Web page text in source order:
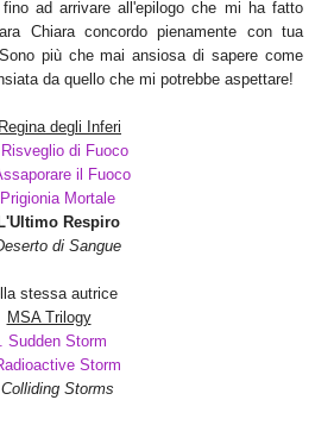
ad arrivare all'epilogo che mi ha fatto
Chiara concordo pienamente con tua
più che mai ansiosa di sapere come
da quello che mi potrebbe aspettare!
degli Inferi
di Fuoco
il Fuoco
Prigionia Mortale
Respiro
di Sangue
stessa autrice
MSA Trilogy
Sudden Storm
Storm
Storms